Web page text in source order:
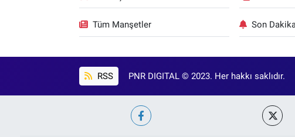
Tüm Manşetler Son
RSS PNR DIGITAL © 2023. Her hakkı saklıdır.